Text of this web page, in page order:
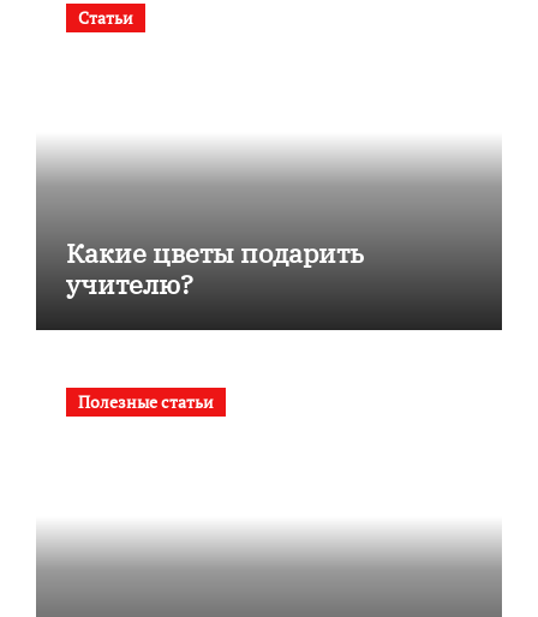
Статьи
Какие цветы подарить
учителю?
Полезные статьи